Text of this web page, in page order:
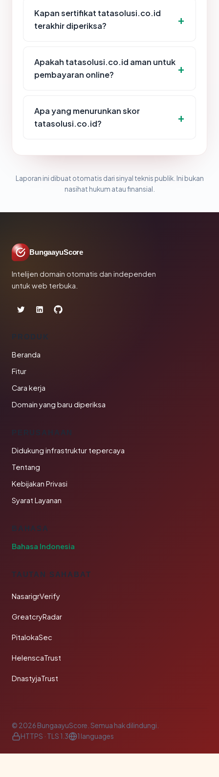
Kapan sertifikat tatasolusi.co.id
terakhir diperiksa?
Apakah tatasolusi.co.id aman untuk
pembayaran online?
Apa yang menurunkan skor
tatasolusi.co.id?
Laporan ini dibuat otomatis dari sinyal teknis publik. Ini bukan
nasihat hukum atau finansial.
BungaayuScore
Intelijen domain otomatis dan independen
untuk web terbuka.
PRODUK
Beranda
Fitur
Cara kerja
Domain yang baru diperiksa
PERUSAHAAN
Didukung infrastruktur tepercaya
Tentang
Kebijakan Privasi
Syarat Layanan
BAHASA
Bahasa Indonesia
TAUTAN SAHABAT
NasarigrVerify
GreatcryRadar
PitalokaSec
HelenscaTrust
DnastyjaTrust
© 2026 BungaayuScore. Semua hak dilindungi.
HTTPS · TLS 1.3
1 languages